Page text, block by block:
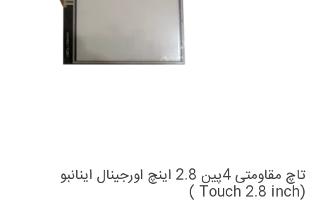
تاچ مقاومتی 4پین 2.8 اینچ اورجینال اینانبو
(Touch 2.8 inch )